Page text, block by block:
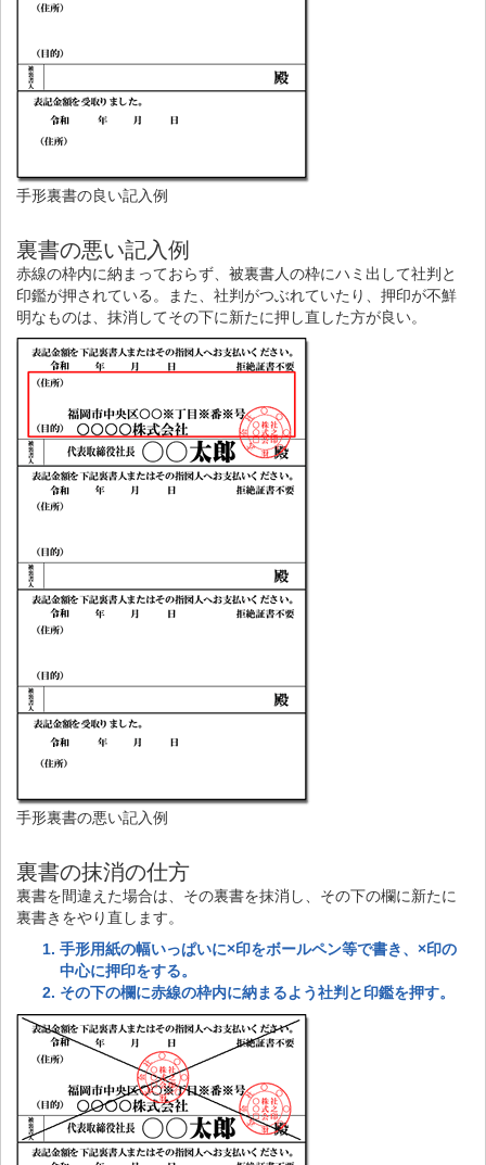
手形裏書の良い記入例
裏書の悪い記入例
赤線の枠内に納まっておらず、被裏書人の枠にハミ出して社判と
印鑑が押されている。また、社判がつぶれていたり、押印が不鮮
明なものは、抹消してその下に新たに押し直した方が良い。
手形裏書の悪い記入例
裏書の抹消の仕方
裏書を間違えた場合は、その裏書を抹消し、その下の欄に新たに
裏書きをやり直します。
手形用紙の幅いっぱいに×印をボールペン等で書き、×印の
中心に押印をする。
その下の欄に赤線の枠内に納まるよう社判と印鑑を押す。